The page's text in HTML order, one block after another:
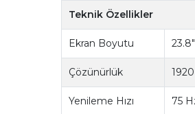
Teknik Özellikler
Ekran Boyutu 23.8"
Çözünürlük
Yenileme Hızı 75